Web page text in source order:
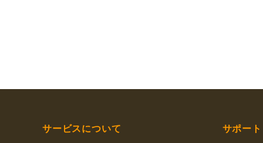
サービスについて サポート